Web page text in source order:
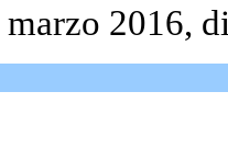
2016, di